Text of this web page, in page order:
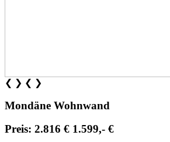
❮ ❯ ❮ ❯
Mondäne Wohnwand
Preis: 2.816 € 1.599,- €